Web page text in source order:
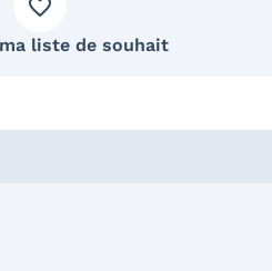
liste de souhait